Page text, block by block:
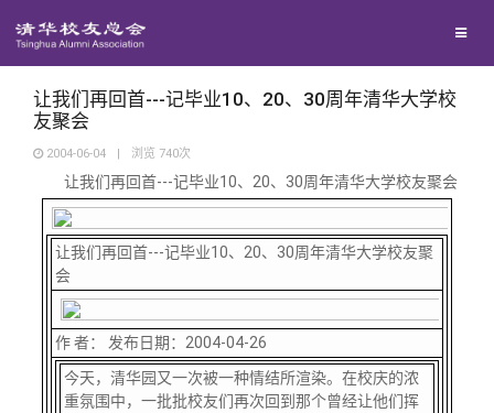
地区联络
年级联络
院系校友工作
专业委员会
兴趣群体
回馈母校
捐赠项目
捐赠新闻
捐赠纪事
捐赠方法
媒体平台
《清华校友通讯》
《水木清华》
我要订阅
百年清华
清华人物
清华故事
校友服务
终身学习
校友总会
让我们再回首---记毕业10、20、30周年清华大学校
友聚会
2004-06-04 | 浏览 740次
让我们再回首---记毕业10、20、30周年清华大学校友聚会
让我们再回首---记毕业10、20、30周年清华大学校友聚
会
作 者： 发布日期：2004-04-26
今天，清华园又一次被一种情结所渲染。在校庆的浓
重氛围中，一批批校友们再次回到那个曾经让他们挥